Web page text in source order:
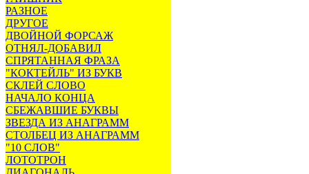
РАЗНОЕ
ДРУГОЕ
ДВОЙНОЙ ФОРСАЖ
ОТНЯЛ-ДОБАВИЛ
СПРЯТАННАЯ ФРАЗА
"КОКТЕЙЛЬ" ИЗ БУКВ
СКЛЕЙ СЛОВО
НАЧАЛО КОНЦА
СБЕЖАВШИЕ БУКВЫ
ЗВЕЗДА ИЗ АНАГРАММ
СТОЛБЕЦ ИЗ АНАГРАММ
"10 СЛОВ"
ЛОТОТРОН